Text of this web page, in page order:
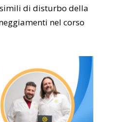
di disturbo della
nel corso